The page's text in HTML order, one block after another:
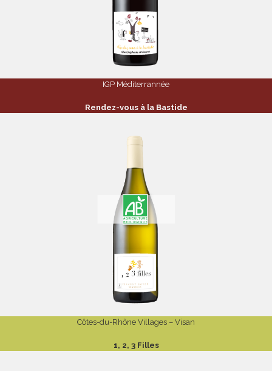
IGP Méditerrannée
Rendez-vous à la Bastide
Côtes-du-Rhône Villages – Visan
1, 2, 3 Filles